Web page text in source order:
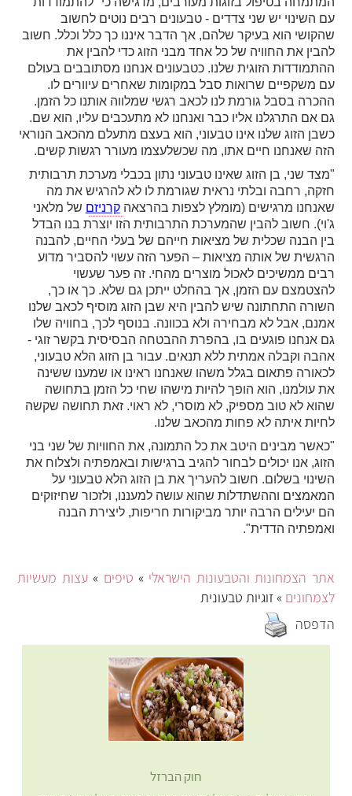
עם השינוי יש שני צדדים - טבעונים רבים נוטים לחשוב
שהקושי הוא בעיקר שלהם, אך הדבר איננו כך כלל וכלל. חשוב
להבין את החוויה של כל אחד מבני הזוג כדי להבין את
ההתמודדות הזוגית שלנו. כטבעונים אנחנו מסתובבים בעולם
עם משקפיים שרואות סבל במקומות שאחרים עיוורים לו.
ההכרה בסבל גורמת לנו לכאב רגשי שמלווה אותנו כל הזמן.
גם אם התרגלנו אליו כבר ואנחנו לא מתעכבים עליו, הוא שם.
כשבן הזוג שלנו אינו טבעוני, הוא בעצם מתעלם מהכאב הנוראי
שאנחנו חיים אתו, מה שכשלעצמו מעורר רגשות קשים.
"מצד שני, בן הזוג שאינו טבעוני נתון בכבלי מערכת תרבותית
מרגישים (מומלץ לצפות בהרצאה קרניזם
של מלאני
ג'וי). חשוב להבין שהמערכת התרבותית הזו יוצרת בנו הבדל
בין הבנה שכלית של מציאות חייהם של בעלי החיים, להבנה
הרגשית של אותה מציאות – הפער הזה עשוי להסביר מדוע
רבים ממשיכים לאכול מוצרים מהחי. זה פער שעשוי
להצטמצם עם הזמן, אך בהחלט ייתכן גם שלא. כך או כך,
השורה התחתונה שיש להבין היא שבן הזוג מוסיף לכאב שלנו
אמנם, אבל לא מבחירה ולא בכוונה. בנוסף לכך, בחוויה שלו
גם אנחנו פוגעים בו, בהפרת ההבטחה הבסיסית בקשר זוגי -
אהבה וקבלה אמתית ללא תנאים. עבור בן הזוג הלא טבעוני,
לכאורה פתאום בגלל משהו שאנחנו ראינו או שמענו ששינה
את עולמנו, הוא הופך להיות מישהו שחי כל הזמן בתחושה
שהוא לא טוב מספיק, לא מוסרי, לא ראוי. זאת תחושה שקשה
איתה לא פחות מהכאב שלנו.
הזוג, אנו יכולים לבחור להגיב ברגישות ובאמפתיה ולצלוח את
השינוי בשלום. חשוב להעריך את בן הזוג הלא טבעוני על
המאמצים וההשתדלות שהוא עושה למעננו, ולזכור שחיזוקים
הם יעילים הרבה יותר מביקורות חריפות, ליצירת הבנה
הדדית".
הצמחונות והטבעונות הישראלי »טיפים »עצות מעשיות
» זוגיות טבעונית
חוק הברזל